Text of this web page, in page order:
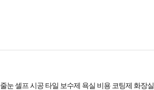
줄눈 셀프 시공 타일 보수제 욕실 비용 코팅제 화장실